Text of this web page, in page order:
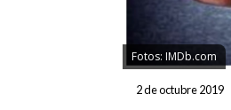
Fotos: IMDb.com
2 de octubre 2019